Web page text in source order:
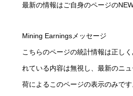
最新の情報はご自身のページの
Mining Earningsメッセージ
こちらのページの統計情報は正し
れている内容は無視し、最新のニ
荷によるこのページの表示のみで